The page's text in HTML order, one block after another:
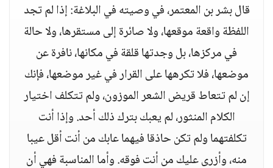
قال بشر بن المعتمر، في وصيته في البلاغة: إذا لم تجد
اللفظة واقعة موقعها، ولا صائرة إلى مستقرها، ولا حالة
في مركزها، بل وجدتها قلقة في مكانها، نافرة عن
موضعها، فلا تكرهها على القرار في غير موضعها، فإنك
إن لم تتعاط قريض الشعر الموزون، ولم تتكلف اختيار
الكلام المنثور، لم يعبك بترك ذلك أحد. وإذا أنت
تكلفتهما ولم تكن حاذقا فيهما عابك من أنت أقل عيبا
منه، وأزرى عليك من أنت فوقه. وأما المناسبة فهي أن